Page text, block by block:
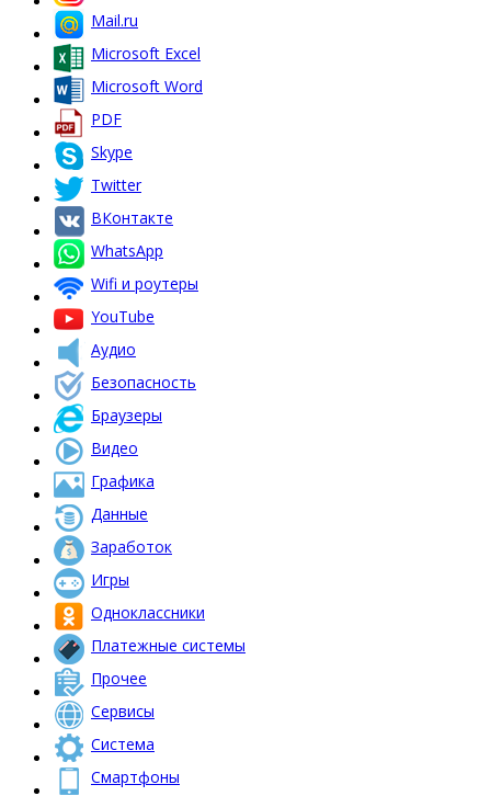
Mail.ru
Microsoft Excel
Microsoft Word
PDF
Skype
Twitter
ВКонтакте
WhatsApp
Wifi и роутеры
YouTube
Аудио
Безопасность
Браузеры
Видео
Графика
Данные
Заработок
Игры
Одноклассники
Платежные системы
Прочее
Сервисы
Система
Смартфоны